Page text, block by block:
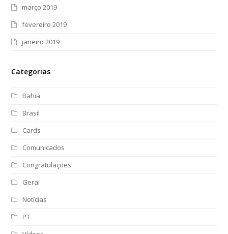
março 2019
fevereiro 2019
janeiro 2019
Categorias
Bahia
Brasil
Cards
Comunicados
Congratulações
Geral
Notícias
PT